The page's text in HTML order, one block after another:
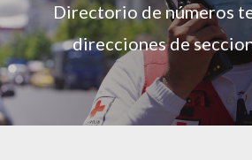
Directorio de números
direcciones de